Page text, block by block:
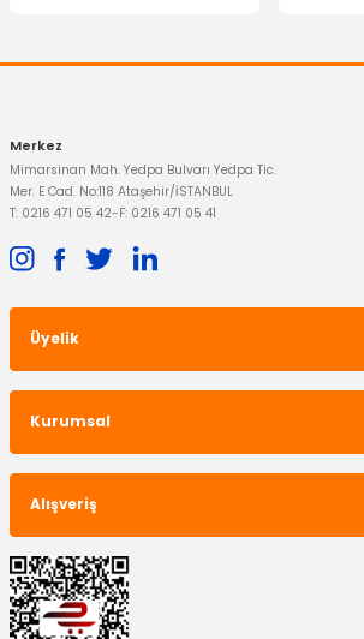
Debriyaj Seti Transit 12 15 Turbo
4.350,00 TL
Merkez
Mimarsinan Mah. Yedpa Bulvarı Yedpa Tic.
Mer. E Cad. No:118 Ataşehir/İSTANBUL
T: 0216 471 05 42-F: 0216 471 05 41
Üyelik
Kurumsal
Alışveriş